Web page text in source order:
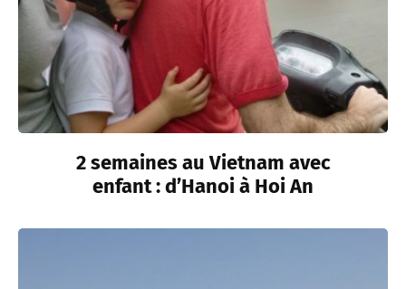
2 semaines au Vietnam avec
enfant : d’Hanoi à Hoi An